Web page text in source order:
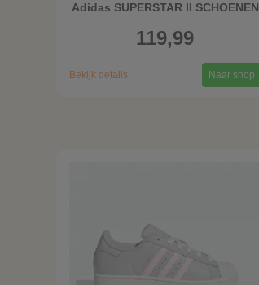
Adidas SUPERSTAR II SCHOENEN
119,99
Bekijk details Naar shop